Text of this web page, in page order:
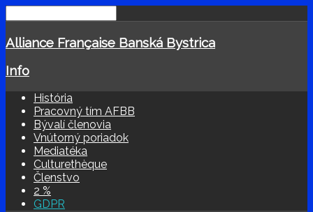
Alliance Française Banská Bystrica
Info
História
Pracovný tím AFBB
Bývalí členovia
Vnútorný poriadok
Mediatéka
Culturethèque
Členstvo
2 %
GDPR